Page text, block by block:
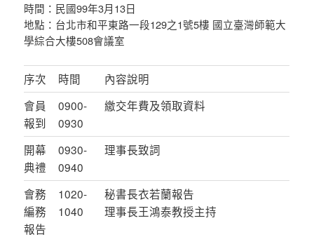
時間：民國99年3月13日
地點：台北市和平東路一段129之1號5樓 國立臺灣師範大
學綜合大樓508會議室
序次 時間
內容說明
會員
報到
0900-
0930
繳交年費及領取資料
開幕
典禮
0930-
0940
理事長致詞
會務
編務
報告
1020-
1040
秘書長衣若蘭報告
理事長王鴻泰教授主持